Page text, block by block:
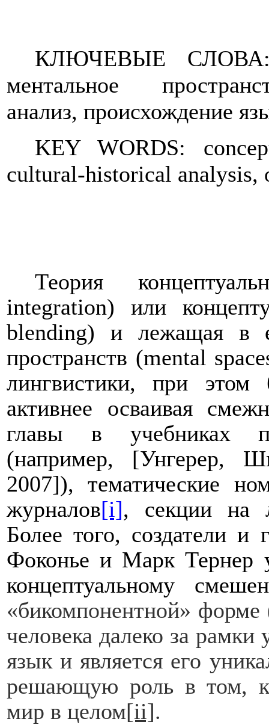
КЛЮЧЕВЫЕ СЛОВА:
ментальное
анализ, происхождение
KEY WORDS:
cultural-historical analysis,
Теория
integration) или
blending) и лежащая в
пространств (mental
лингвистики, при
активнее осваивая
главы в учебниках
(например, [Унгерер,
2007]), тематические
журналов[i], секции на
Более того, создатели
Фоконье и Марк Тернер
концептуальному
«бикомпонентной» форме
человека далеко за рамки
язык и является его
решающую роль в том,
мир в целом[ii].